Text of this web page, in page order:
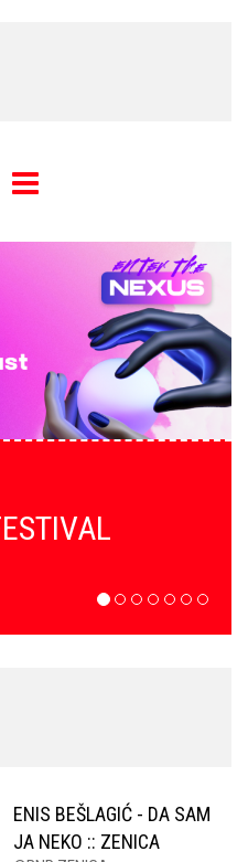
ENIS BEŠLAGIĆ - DA SAM
JA NEKO :: ZENICA